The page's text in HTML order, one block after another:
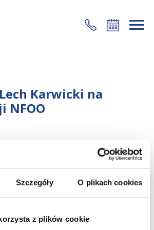
Szczegóły O plikach cookies
z plików cookie
35 58 200
Karwicki na
NFOO
dr n. med. Lech Karwicki
konferencji naukowej
Zamku Książąt Pomorskich w
przewodniczący Konferencji,